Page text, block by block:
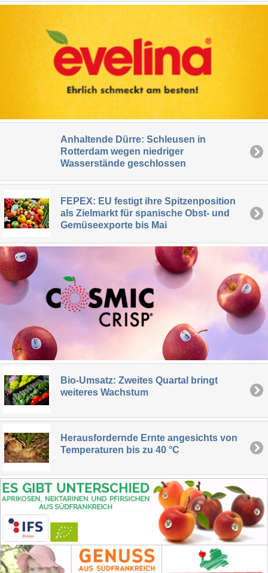
Anhaltende Dürre: Schleusen in
Rotterdam wegen niedriger
Wasserstände geschlossen
FEPEX: EU festigt ihre Spitzenposition
als Zielmarkt für spanische Obst- und
Gemüseexporte bis Mai
Bio-Umsatz: Zweites Quartal bringt
weiteres Wachstum
Herausfordernde Ernte angesichts von
Temperaturen bis zu 40 °C